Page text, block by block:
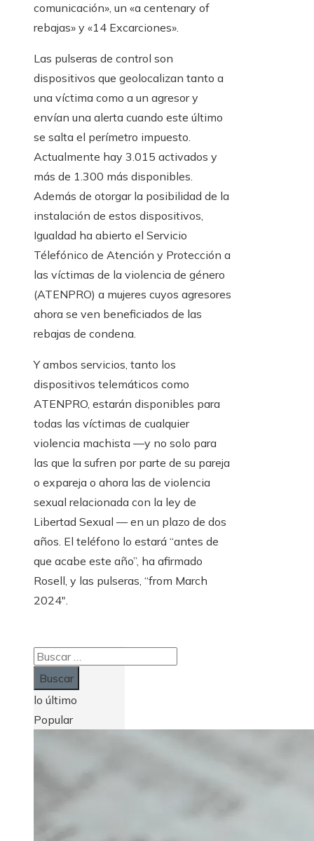
comunicación», un «a centenary of
rebajas» y «14 Excarciones».
Las pulseras de control son
dispositivos que geolocalizan tanto a
una víctima como a un agresor y
envían una alerta cuando este último
se salta el perímetro impuesto.
Actualmente hay 3.015 activados y
más de 1.300 más disponibles.
Además de otorgar la posibilidad de la
instalación de estos dispositivos,
Igualdad ha abierto el Servicio
Télefónico de Atención y Protección a
las víctimas de la violencia de género
(ATENPRO) a mujeres cuyos agresores
ahora se ven beneficiados de las
rebajas de condena.
Y ambos servicios, tanto los
dispositivos telemáticos como
ATENPRO, estarán disponibles para
todas las víctimas de cualquier
violencia machista —y no solo para
las que la sufren por parte de su pareja
o expareja o ahora las de violencia
sexual relacionada con la ley de
Libertad Sexual — en un plazo de dos
años. El teléfono lo estará “antes de
que acabe este año”, ha afirmado
Rosell, y las pulseras, “from March
2024″.
Buscar:
lo último
Popular